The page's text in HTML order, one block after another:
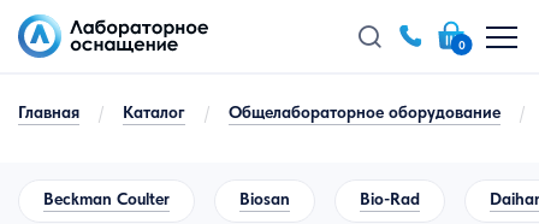
0
Главная / Каталог / Общелабораторное оборудование /
Beckman Coulter Biosan Bio-Rad